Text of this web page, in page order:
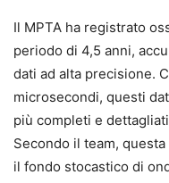
Il MPTA ha registrato
periodo di 4,5 anni,
dati ad alta precisione.
microsecondi, questi
più completi e
Secondo il team,
il fondo stocastico di